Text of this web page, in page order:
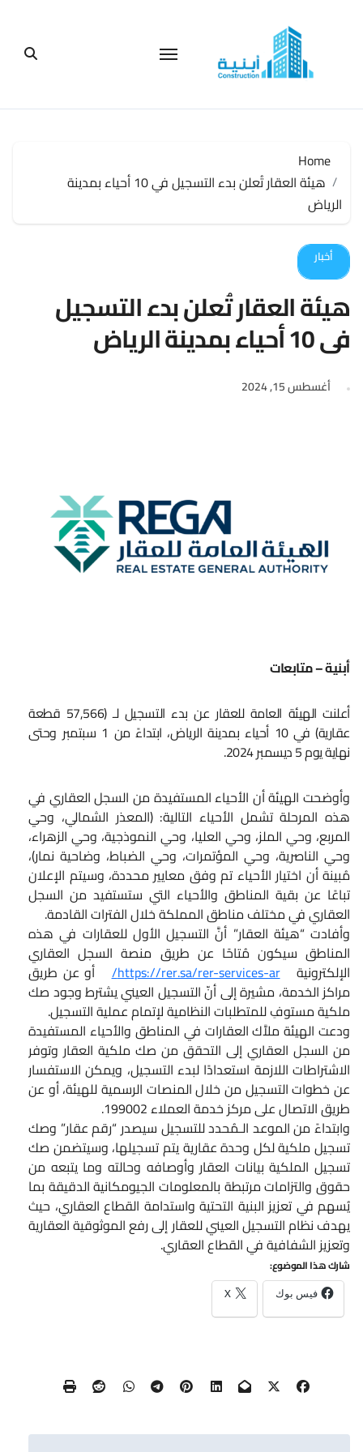
Home
هيئة العقار تُعلن بدء التسجيل في 10 أحياء بمدينة
الرياض
أخبار
هيئة العقار تُعلن بدء التسجيل
في 10 أحياء بمدينة الرياض
أغسطس 15, 2024
أبنية – متابعات
أعلنت الهيئة العامة للعقار عن بدء التسجيل لـ (57,566 قطعة
عقارية) في 10 أحياء بمدينة الرياض، ابتداءً من 1 سبتمبر وحتى
نهاية يوم 5 ديسمبر 2024.
وأوضحت الهيئة أن الأحياء المستفيدة من السجل العقاري في
هذه المرحلة تشمل الأحياء التالية: (المعذر الشمالي، وحي
المربع، وحي الملز، وحي العليا، وحي النموذجية، وحي الزهراء،
وحي الناصرية، وحي المؤتمرات، وحي الضباط، وضاحية نمار)،
مُبينة أن اختيار الأحياء تم وفق معايير محددة، وسيتم الإعلان
تباعًا عن بقية المناطق والأحياء التي ستستفيد من السجل
العقاري في مختلف مناطق المملكة خلال الفترات القادمة.
وأفادت “هيئة العقار” أنَّ التسجيل الأول للعقارات في هذه
المناطق سيكون مُتاحًا عن طريق منصة السجل العقاري
الإلكترونية
https://rer.sa/rer-services-ar/
أو عن طريق
مراكز الخدمة، مشيرة إلى أنّ التسجيل العيني يشترط وجود صك
ملكية مستوفِ للمتطلبات النظامية لإتمام عملية التسجيل.
ودعت الهيئة ملاَّك العقارات في المناطق والأحياء المستفيدة
من السجل العقاري إلى التحقق من صك ملكية العقار وتوفر
الاشتراطات اللازمة استعدادًا لبدء التسجيل، ويمكن الاستفسار
عن خطوات التسجيل من خلال المنصات الرسمية للهيئة، أو عن
طريق الاتصال على مركز خدمة العملاء 199002.
وابتداءً من الموعد الـمُحدد للتسجيل سيصدر “رقم عقار” وصك
تسجيل ملكية لكل وحدة عقارية يتم تسجيلها، وسيتضمن صك
تسجيل الملكية بيانات العقار وأوصافه وحالته وما يتبعه من
حقوق والتزامات مرتبطة بالمعلومات الجيومكانية الدقيقة بما
يُسهم في تعزيز البنية التحتية واستدامة القطاع العقاري، حيث
يهدف نظام التسجيل العيني للعقار إلى رفع الموثوقية العقارية
وتعزيز الشفافية في القطاع العقاري.
شارك هذا الموضوع:
فيس بوك X
تصفّح